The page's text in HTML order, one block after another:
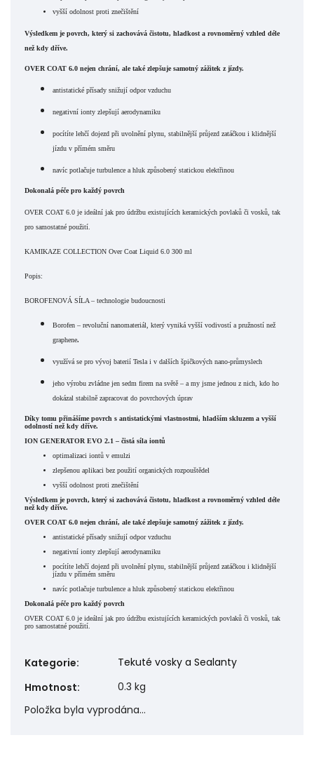
vyšší odolnost proti znečištění
Výsledkem je povrch, který si zachovává čistotu, hladkost a rovnoměrný vzhled déle
než kdy dříve.
OVER COAT 6.0 nejen chrání, ale také zlepšuje samotný zážitek z jízdy.
antistatické přísady snižují odpor vzduchu
negativní ionty zlepšují aerodynamiku
pocítíte lehčí dojezd při uvolnění plynu, stabilnější průjezd zatáčkou i klidnější
jízdu v přímém směru
navíc potlačuje turbulence a hluk způsobený statickou elektřinou
Dokonalá péče pro každý povrch
OVER COAT 6.0 je ideální jak pro údržbu existujících keramických povlaků či vosků , tak
pro samostatné použití.
KAMIKAZE COLLECTION Over Coat Liquid 6.0 300 ml
Popis:
BOROFENOVÁ SÍLA – technologie budoucnosti
Borofen – revoluční nanomateriál, který vyniká vyšší vodivostí a pružností než
graphene.
využívá se pro vývoj baterií Tesla i v dalších špičkových nano-průmyslech
jeho výrobu zvládne jen sedm firem na světě – a my jsme jednou z nich, kdo ho
dokázal stabilně zapracovat do povrchových úprav
Díky tomu přinášíme povrch s antistatickými vlastnostmi, hladším skluzem a vyšší
odolností než kdy dříve.
ION GENERATOR EVO 2.1 – čistá síla iontů
optimalizaci iontů v emulzi
zlepšenou aplikaci bez použití organických rozpouštědel
vyšší odolnost proti znečištění
Výsledkem je povrch, který si zachovává čistotu, hladkost a rovnoměrný vzhled déle
než kdy dříve.
OVER COAT 6.0 nejen chrání, ale také zlepšuje samotný zážitek z jízdy.
antistatické přísady snižují odpor vzduchu
negativní ionty zlepšují aerodynamiku
pocítíte lehčí dojezd při uvolnění plynu, stabilnější průjezd zatáčkou i klidnější
jízdu v přímém směru
navíc potlačuje turbulence a hluk způsobený statickou elektřinou
Dokonalá péče pro každý povrch
OVER COAT 6.0 je ideální jak pro údržbu existujících keramických povlaků či vosků , tak
pro samostatné použití.
Kategorie:
Tekuté vosky a Sealanty
Hmotnost:
0.3 kg
Položka byla vyprodána…